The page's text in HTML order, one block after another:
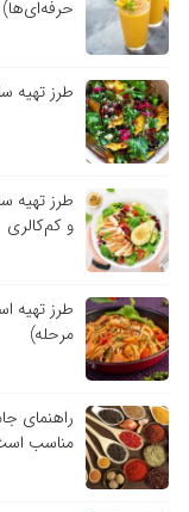
حرفه‌ای‌ها)
طرز تهیه
طرز تهیه
و کم‌کالری
مرحله)
راهنمای
مناسب